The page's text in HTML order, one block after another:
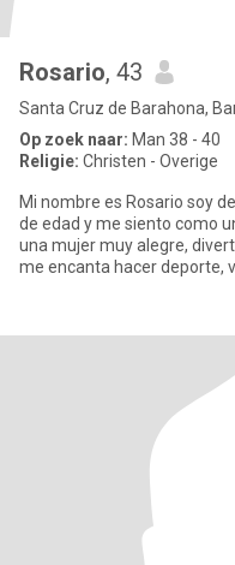
Rosario, 43
Santa Cruz de Barahona,
Op zoek naar: Man 38 - 40
Religie: Christen - Overige
Mi nombre es Rosario soy
de edad y me siento como
una mujer muy alegre,
me encanta hacer deporte,